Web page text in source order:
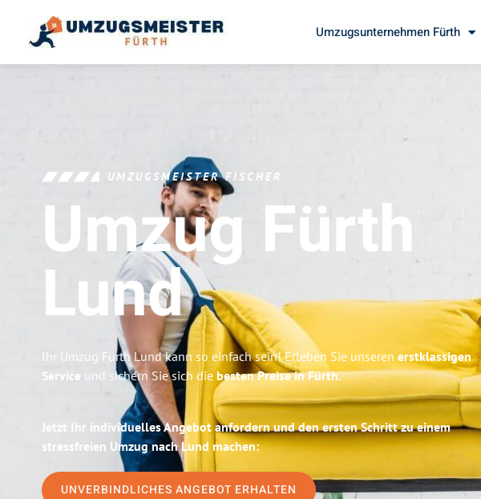
Umzugsunternehmen Fürth
UMZUGSMEISTER FISCHER
Umzug Fürth
Lund
Ihr Umzug Fürth Lund kann so einfach sein! Erleben Sie unseren erstklassigen
Service und sichern Sie sich die besten Preise in Fürth.
Jetzt Ihr individuelles Angebot anfordern und den ersten Schritt zu einem
stressfreien Umzug nach Lund machen:
UNVERBINDLICHES ANGEBOT ERHALTEN